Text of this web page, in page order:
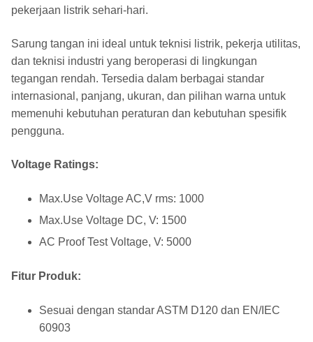
pekerjaan listrik sehari-hari.
Sarung tangan ini ideal untuk teknisi listrik, pekerja utilitas,
dan teknisi industri yang beroperasi di lingkungan
tegangan rendah. Tersedia dalam berbagai standar
internasional, panjang, ukuran, dan pilihan warna untuk
memenuhi kebutuhan peraturan dan kebutuhan spesifik
pengguna.
Voltage Ratings:
Max.Use Voltage AC,V rms: 1000
Max.Use Voltage DC, V: 1500
AC Proof Test Voltage, V: 5000
Fitur Produk:
Sesuai dengan standar ASTM D120 dan EN/IEC
60903